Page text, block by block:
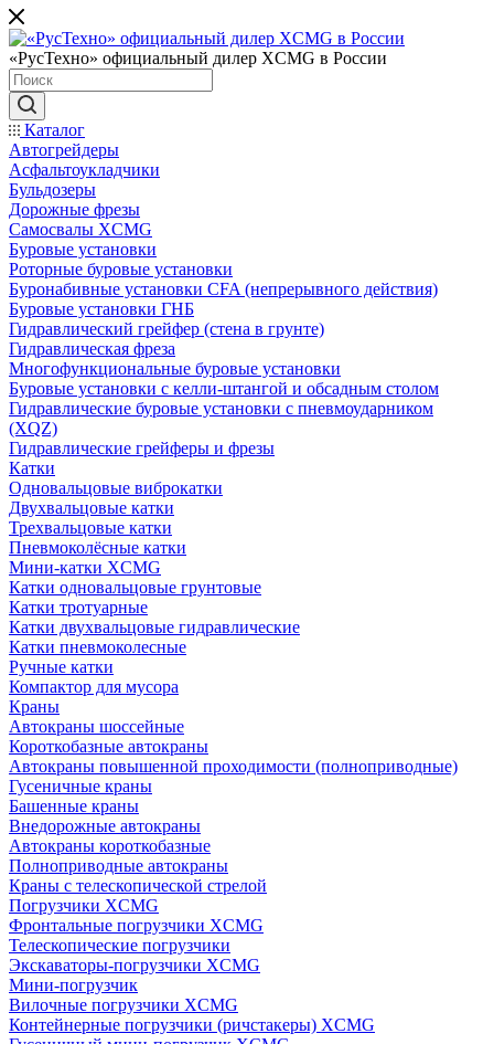
«РусТехно» официальный дилер XCMG в России
Каталог
Автогрейдеры
Асфальтоукладчики
Бульдозеры
Дорожные фрезы
Самосвалы XCMG
Буровые установки
Роторные буровые установки
Буронабивные установки CFA (непрерывного действия)
Буровые установки ГНБ
Гидравлический грейфер (стена в грунте)
Гидравлическая фреза
Многофункциональные буровые установки
Буровые установки с келли-штангой и обсадным столом
Гидравлические буровые установки с пневмоударником
(XQZ)
Гидравлические грейферы и фрезы
Катки
Одновальцовые виброкатки
Двухвальцовые катки
Трехвальцовые катки
Пневмоколёсные катки
Мини-катки XCMG
Катки одновальцовые грунтовые
Катки тротуарные
Катки двухвальцовые гидравлические
Катки пневмоколесные
Ручные катки
Компактор для мусора
Краны
Автокраны шоссейные
Короткобазные автокраны
Автокраны повышенной проходимости (полноприводные)
Гусеничные краны
Башенные краны
Внедорожные автокраны
Автокраны короткобазные
Полноприводные автокраны
Краны с телескопической стрелой
Погрузчики XCMG
Фронтальные погрузчики XCMG
Телескопические погрузчики
Экскаваторы-погрузчики XCMG
Мини-погрузчик
Вилочные погрузчики XCMG
Контейнерные погрузчики (ричстакеры) XCMG